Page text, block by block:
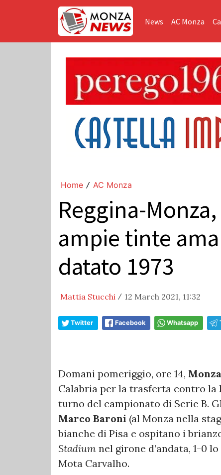
News AC Monza
Home / AC Monza
Reggina-
ampie tinte
datato 1973
Mattia Stucchi / 12 March 2021, 11:32
Twitter Facebook Whatsapp
Domani pomeriggio, ore 14, Monza
Calabria per la trasferta contro la
turno del campionato di Serie B.
Marco Baroni (al Monza nella
bianche di Pisa e ospitano i
Stadium nel girone d’andata, 1-0
Mota Carvalho.